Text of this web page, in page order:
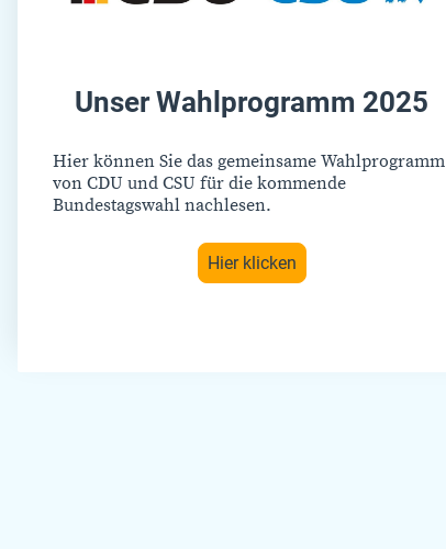
Unser Wahlprogramm 2025
Hier können Sie das gemeinsame Wahlprogramm
von CDU und CSU für die kommende
Bundestagswahl nachlesen.
Hier klicken